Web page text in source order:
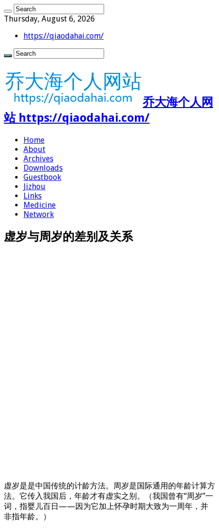
Thursday, August 6, 2026
https://qiaodahai.com/
乔大海个人网
站 https://qiaodahai.com/
Home
About
Archives
Downloads
Guestbook
Jizhou
Links
Medicine
Network
虚岁与周岁的差别及关系
虚岁是是中国传统的计龄方法。周岁是国际通用的年龄计算方
法。它传入我国后，年龄才有虚实之别。（我国曾有“周岁”一
词，指婴儿百日——因为它加上怀孕时期大致为一周年，并
非指年龄。）